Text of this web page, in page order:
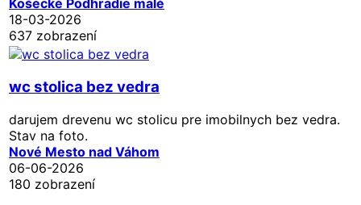
18-03-2026
637 zobrazení
wc stolica bez vedra
darujem drevenu wc stolicu pre imobilnych bez vedra.
Stav na foto.
Nové Mesto nad Váhom
06-06-2026
180 zobrazení